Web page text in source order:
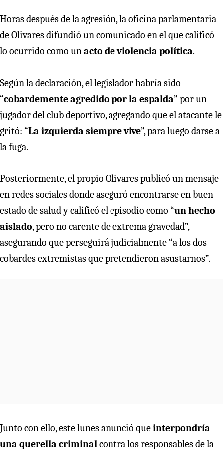
Horas después de la agresión, la oficina parlamentaria
de Olivares difundió un comunicado en el que calificó
lo ocurrido como un acto de violencia política.
Según la declaración, el legislador habría sido
“cobardemente agredido por la espalda” por un
jugador del club deportivo, agregando que el atacante le
gritó: “La izquierda siempre vive”, para luego darse a
la fuga.
Posteriormente, el propio Olivares publicó un mensaje
en redes sociales donde aseguró encontrarse en buen
estado de salud y calificó el episodio como “un hecho
aislado, pero no carente de extrema gravedad”,
asegurando que perseguirá judicialmente “a los dos
cobardes extremistas que pretendieron asustarnos”.
Junto con ello, este lunes anunció queinterpondría
una querella criminal contra los responsables de la